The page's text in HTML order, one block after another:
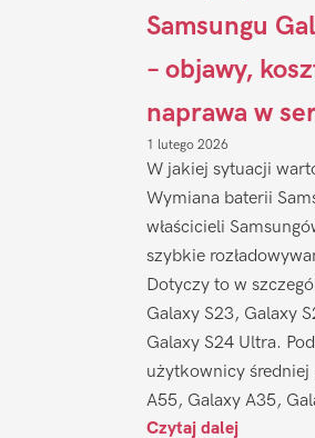
Samsungu
– objawy,
naprawa w
1 lutego 2026
W jakiej sytuacji
Wymiana baterii
właścicieli
szybkie
Dotyczy to w
Galaxy S23, Galaxy
Galaxy S24 Ultra.
użytkownicy średniej
A55, Galaxy A35,
Czytaj dalej